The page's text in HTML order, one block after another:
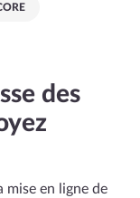
des
mise en ligne de